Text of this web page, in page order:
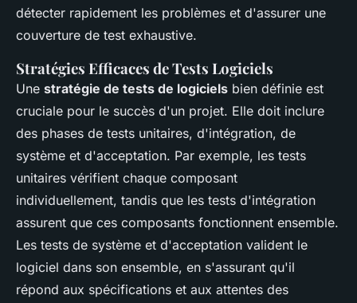
détecter rapidement les problèmes et d'assurer une
couverture de test exhaustive.
Stratégies Efficaces de Tests Logiciels
Une stratégie de tests de logiciels bien définie est
cruciale pour le succès d'un projet. Elle doit inclure
des phases de tests unitaires, d'intégration, de
système et d'acceptation. Par exemple, les tests
unitaires vérifient chaque composant
individuellement, tandis que les tests d'intégration
assurent que ces composants fonctionnent ensemble.
Les tests de système et d'acceptation valident le
logiciel dans son ensemble, en s'assurant qu'il
répond aux spécifications et aux attentes des